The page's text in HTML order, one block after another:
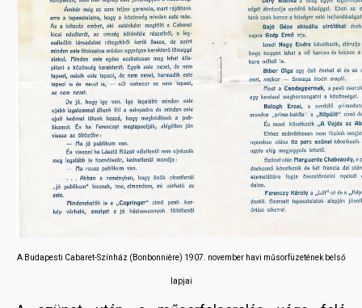
A Budapesti Cabaret-Színház (Bonbonnière) 1907. november havi műsorfüzetének belső
lapjai